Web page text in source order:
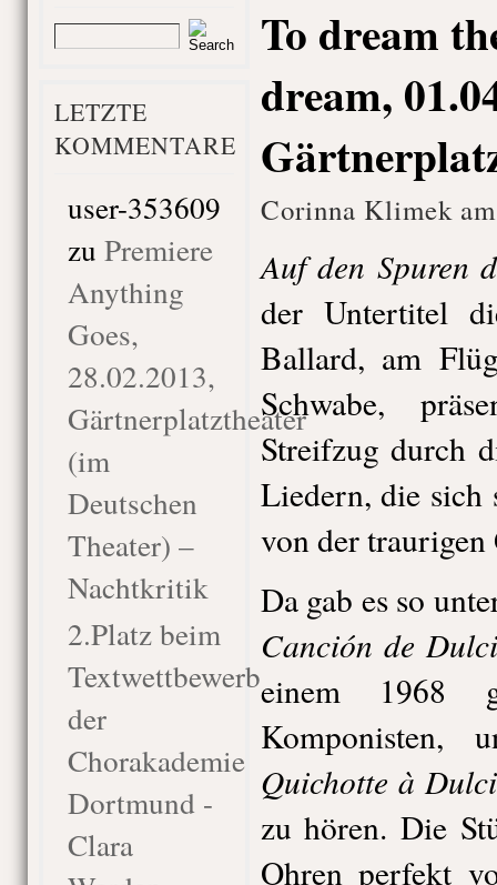
LETZTE
KOMMENTARE
user-353609
zu Premiere
Anything
Goes,
28.02.2013,
Gärtnerplatztheater
(im
Deutschen
Theater) –
Nachtkritik
2.Platz beim
Textwettbewerb
der
Chorakademie
Dortmund -
Clara
To dream
dream,
Corinna Klimek
Auf den Spuren
der Untertitel
Ballard, am
Schwabe,
Streifzug durch
Liedern, die
von der traurigen
Da gab es so
Canción de
einem 1968
Quichotte à
zu hören. Die
Ohren perfekt